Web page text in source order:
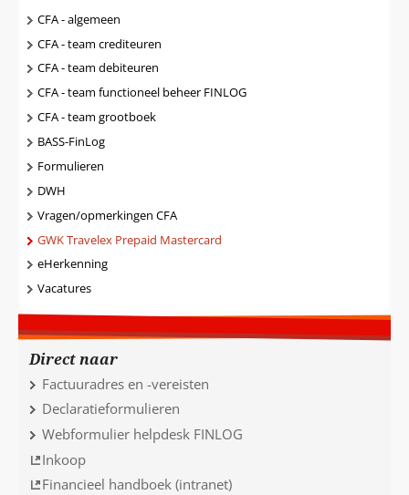
CFA - algemeen
CFA - team crediteuren
CFA - team debiteuren
CFA - team functioneel beheer FINLOG
CFA - team grootboek
BASS-FinLog
Formulieren
DWH
Vragen/opmerkingen CFA
GWK Travelex Prepaid Mastercard
eHerkenning
Vacatures
Direct naar
Factuuradres en -vereisten
Declaratieformulieren
Webformulier helpdesk FINLOG
Inkoop
Financieel handboek (intranet)